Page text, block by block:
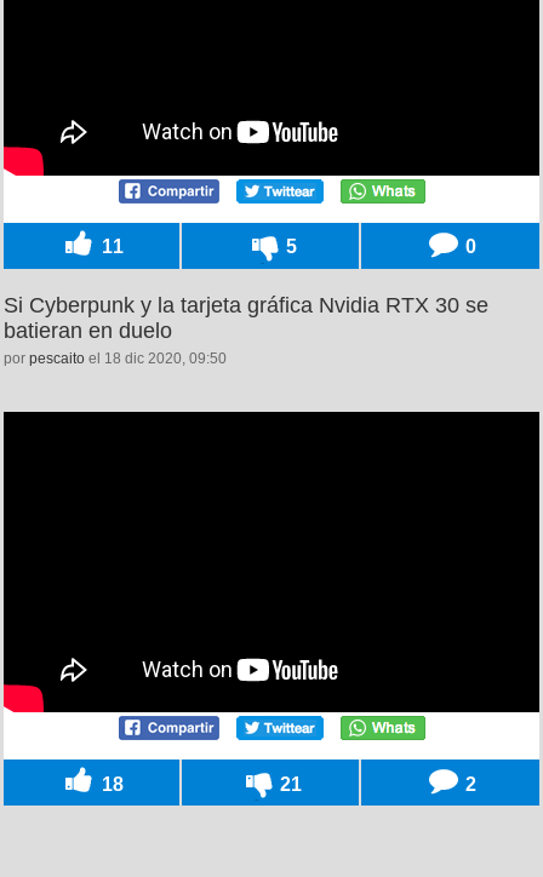
11 5 0
Si Cyberpunk y la tarjeta gráfica Nvidia RTX 30 se
batieran en duelo
por pescaito el 18 dic 2020, 09:50
18 21 2